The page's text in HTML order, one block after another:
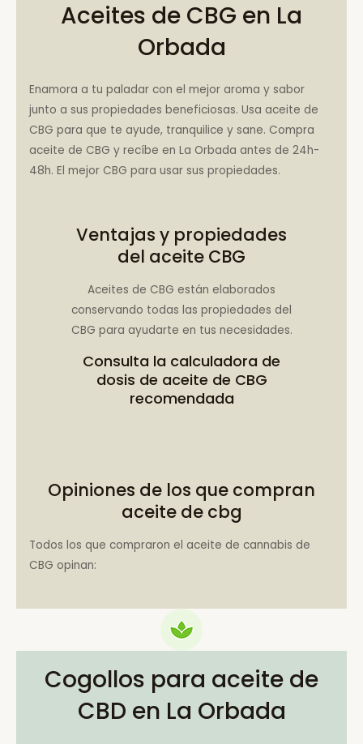
Aceites de CBG en La
Orbada
Enamora a tu paladar con el mejor aroma y sabor
junto a sus propiedades beneficiosas. Usa aceite de
CBG para que te ayude, tranquilice y sane. Compra
aceite de CBG y recíbe en La Orbada antes de 24h-
48h. El mejor CBG para usar sus propiedades.
Ventajas y propiedades
del aceite CBG
Aceites de CBG están elaborados
conservando todas las propiedades del
CBG para ayudarte en tus necesidades.
Consulta la calculadora de
dosis de aceite de CBG
recomendada
Opiniones de los que compran
aceite de cbg
Todos los que compraron el aceite de cannabis de
CBG opinan:
Cogollos para aceite de
CBD en La Orbada